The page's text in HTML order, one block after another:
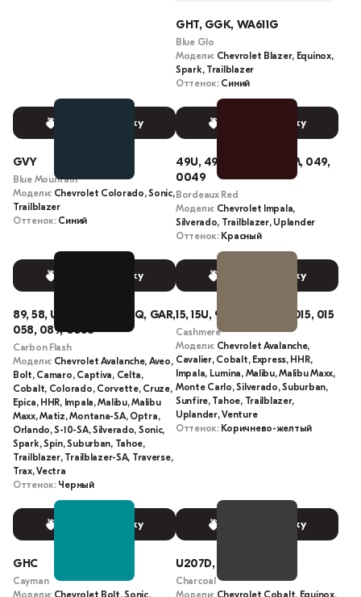
Выбрать краску
GHT, GGK, WA611G
Blue Glo
Модели: Chevrolet Blazer, Equinox,
Spark, Trailblazer
Оттенок: Синий
Выбрать краску
GVY
Blue Mountain
Модели: Chevrolet Colorado, Sonic,
Trailblazer
Оттенок: Синий
Выбрать краску
49U, 49, 204M, U204M, 049,
0049
Bordeaux Red
Модели: Chevrolet Impala,
Silverado, Trailblazer, Uplander
Оттенок: Красный
Выбрать краску
89, 58, U501Q, 58U, 501Q, GAR,
058, 089, 0058
Carbon Flash
Модели: Chevrolet Avalanche, Aveo,
Bolt, Camaro, Captiva, Celta,
Cobalt, Colorado, Corvette, Cruze,
Epica, HHR, Impala, Malibu, Malibu
Maxx, Matiz, Montana-SA, Optra,
Orlando, S-10-SA, Silverado, Sonic,
Spark, Spin, Suburban, Tahoe,
Trailblazer, Trailblazer-SA, Traverse,
Trax, Vectra
Оттенок: Черный
Выбрать краску
15, 15U, 929L, U929L, 0015, 015
Cashmere
Модели: Chevrolet Avalanche,
Cavalier, Cobalt, Express, HHR,
Impala, Lumina, Malibu, Malibu Maxx,
Monte Carlo, Silverado, Suburban,
Sunfire, Tahoe, Trailblazer,
Uplander, Venture
Оттенок: Коричнево-желтый
Выбрать краску
GHC
Cayman
U207D, 207D
Charcoal